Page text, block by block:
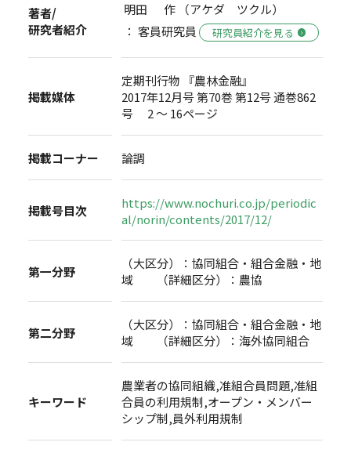
著者/
研究者紹介
明田 作 （アケダ ツクル）
： 客員研究員
研究員紹介を見る
掲載媒体
定期刊行物 『農林金融』
2017年12月号 第70巻 第12号 通巻862
号 2 ～ 16ページ
掲載コーナー 論調
掲載号目次
https://www.nochuri.co.jp/periodic
al/norin/contents/2017/12/
第一分野
（大区分）：協同組合・組合金融・地
域 （詳細区分）：農協
第二分野
（大区分）：協同組合・組合金融・地
域 （詳細区分）：海外協同組合
キーワード
農業者の協同組織,准組合員問題,准組
合員の利用規制,オープン・メンバー
シップ制,員外利用規制